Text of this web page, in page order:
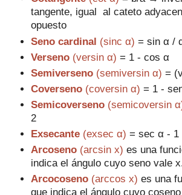
tangente, igual al cateto
opuesto
Seno cardinal (sinc α) = sin α /
Verseno (versin α) = 1 - cos α
Semiverseno (semiversin α) =
Coverseno (coversin α) = 1 -
Semicoverseno (semicoversin
2
Exsecante (exsec α) = sec α - 1
Arcoseno (arcsin x) es una
indica el ángulo cuyo seno vale
Arcocoseno (arccos x) es una
que indica el ángulo cuyo